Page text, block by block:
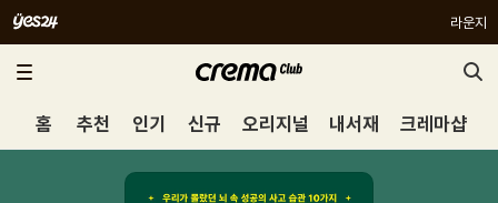
라운지
홈 추천 인기 신규 오리지널 내서재 크레마샵